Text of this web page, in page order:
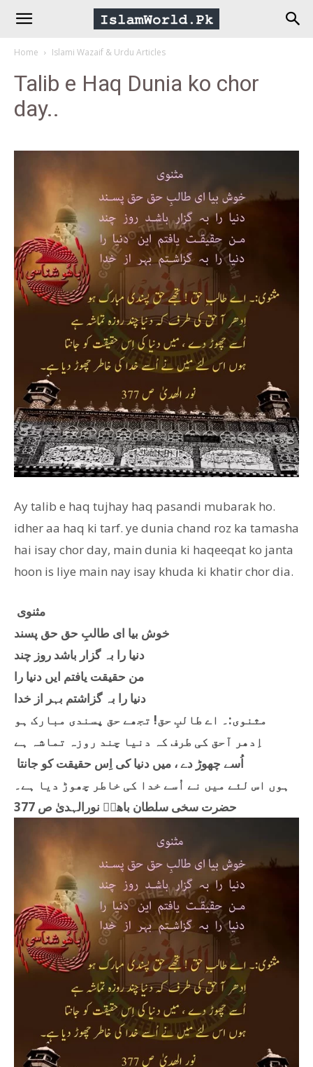
IslamWorld.pk
The
Home Islami Wazaif & Urdu Articles
Talib e Haq Dunia ko chor
day..
Ay talib e haq tujhay haq pasandi mubarak ho.
idher aa haq ki tarf. ye dunia chand roz ka tamasha
hai isay chor day, main dunia ki haqeeqat ko janta
hoon is liye main nay isay khuda ki khatir chor dia.
مثنوی
خوش بیا ای طالبِ حق حق پسند
دنیا را بہ گزار باشد روز چند
من حقیقت یافتم ایں دنیا را
دنیا را بہ گزاشتم بہر از خدا
مثنوی:۔ اے طالبِ حق! تجھے حق پسندی مبارک ہو
اِدھر آحق کی طرف کہ دنیا چند روزہ تماشہ ہے
اُسے چھوڑ دے ، میں دنیا کی اِس حقیقت کو جانتا
ہوں اس لئے میں نے اُسے خدا کی خاطر چھوڑ دیا ہے۔
حضرت سخی سلطان باھوؒ نورالہدیٰ ص 377